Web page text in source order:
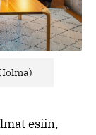
esiin,